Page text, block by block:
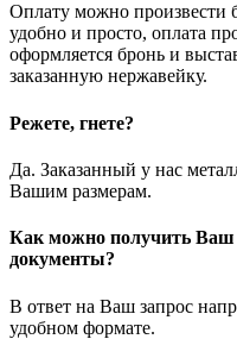
Оплату можно произвести
удобно и просто, оплата
оформляется бронь и
заказанную нержавейку.
Режете, гнете?
Да. Заказанный у нас
Вашим размерам.
Как можно получить Ваш
документы?
В ответ на Ваш запрос
удобном формате.